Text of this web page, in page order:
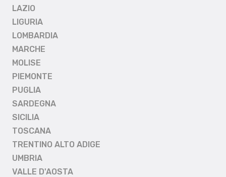
LAZIO
LIGURIA
LOMBARDIA
MARCHE
MOLISE
PIEMONTE
PUGLIA
SARDEGNA
SICILIA
TOSCANA
TRENTINO ALTO ADIGE
UMBRIA
VALLE D'AOSTA